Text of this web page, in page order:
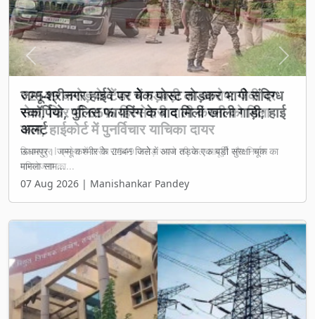
₹2549 करोड़ के टेंडर में गड़बड़ी का आरोप: जेवी पर
रोक, फिर भी 65% हिस्सेदारी वाली कंपनी को मिला
काम, हाईकोर्ट में पुनर्विचार याचिका दायर
बिलासपुर l प्रदेश में करीब 2549 करोड़ रुपये की जल आपूर्ति और निर्माण
परियोजना का...
07 Aug 2026 | Manishankar Pandey
Previous Next